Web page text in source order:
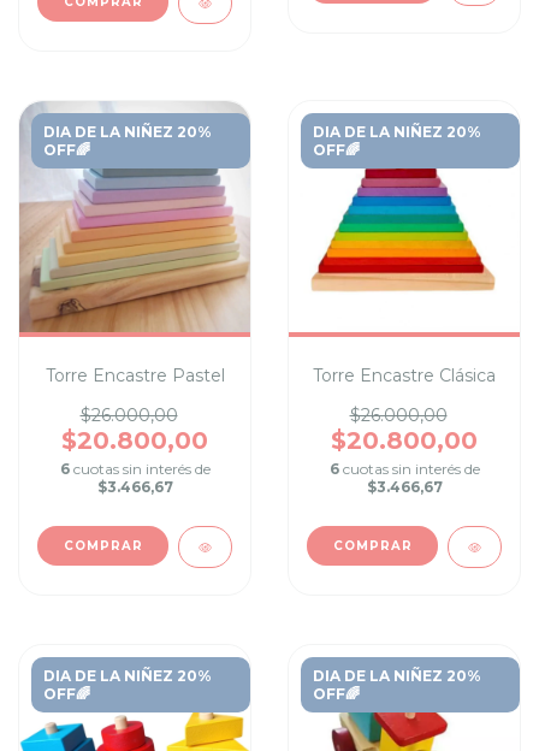
DIA DE LA NIÑEZ 20%
OFF🌈
Torre Encastre Pastel
$26.000,00
$20.800,00
6 cuotas sin interés de
$3.466,67
COMPRAR
DIA DE LA NIÑEZ 20%
OFF🌈
Torre Encastre Clásica
$26.000,00
$20.800,00
6 cuotas sin interés de
$3.466,67
COMPRAR
DIA DE LA NIÑEZ 20%
OFF🌈
DIA DE LA NIÑEZ 20%
OFF🌈